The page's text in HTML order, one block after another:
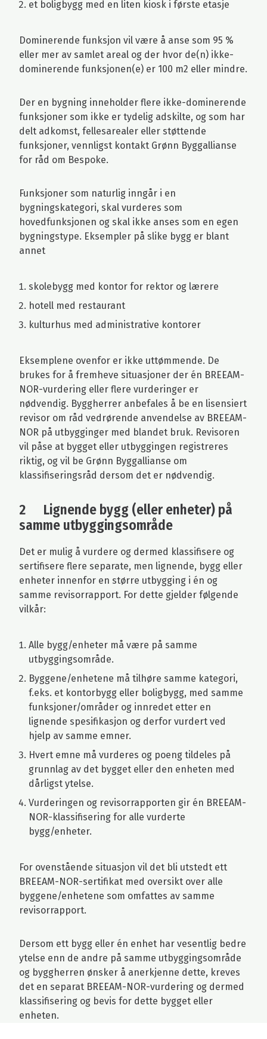
et boligbygg med en liten kiosk i første etasje
Dominerende funksjon vil være å anse som 95 %
eller mer av samlet areal og der hvor de(n) ikke-
dominerende funksjonen(e) er 100 m2 eller mindre.
Der en bygning inneholder flere ikke-dominerende
funksjoner som ikke er tydelig adskilte, og som har
delt adkomst, fellesarealer eller støttende
funksjoner, vennligst kontakt Grønn Byggallianse
for råd om Bespoke.
Funksjoner som naturlig inngår i en
bygningskategori, skal vurderes som
hovedfunksjonen og skal ikke anses som en egen
bygningstype. Eksempler på slike bygg er blant
annet
skolebygg med kontor for rektor og lærere
hotell med restaurant
kulturhus med administrative kontorer
Eksemplene ovenfor er ikke uttømmende. De
brukes for å fremheve situasjoner der én BREEAM-
NOR-vurdering eller flere vurderinger er
nødvendig. Byggherrer anbefales å be en lisensiert
revisor om råd vedrørende anvendelse av BREEAM-
NOR på utbygginger med blandet bruk. Revisoren
vil påse at bygget eller utbyggingen registreres
riktig, og vil be Grønn Byggallianse om
klassifiseringsråd dersom det er nødvendig.
2 Lignende bygg (eller enheter) på
samme utbyggingsområde
Det er mulig å vurdere og dermed klassifisere og
sertifisere flere separate, men lignende, bygg eller
enheter innenfor en større utbygging i én og
samme revisorrapport. For dette gjelder følgende
vilkår:
Alle bygg/enheter må være på samme
utbyggingsområde.
Byggene/enhetene må tilhøre samme kategori,
f.eks. et kontorbygg eller boligbygg, med samme
funksjoner/områder og innredet etter en
lignende spesifikasjon og derfor vurdert ved
hjelp av samme emner.
Hvert emne må vurderes og poeng tildeles på
grunnlag av det bygget eller den enheten med
dårligst ytelse.
Vurderingen og revisorrapporten gir én BREEAM-
NOR-klassifisering for alle vurderte
bygg/enheter.
For ovenstående situasjon vil det bli utstedt ett
BREEAM-NOR-sertifikat med oversikt over alle
byggene/enhetene som omfattes av samme
revisorrapport.
Dersom ett bygg eller én enhet har vesentlig bedre
ytelse enn de andre på samme utbyggingsområde
og byggherren ønsker å anerkjenne dette, kreves
det en separat BREEAM-NOR-vurdering og dermed
klassifisering og bevis for dette bygget eller
enheten.